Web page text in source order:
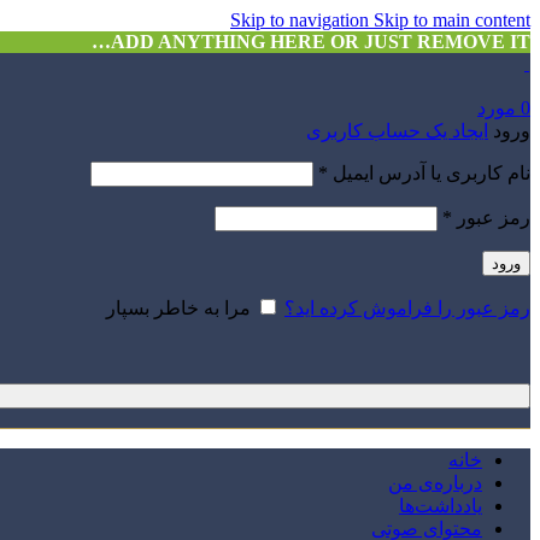
Skip to navigation Skip to main content
ADD ANYTHING HERE OR JUST REMOVE IT…
0 مورد
ورود ایجاد یک حساب کاربری
نام کاربری یا آدرس ایمیل *
رمز عبور *
ورود
رمز عبور را فراموش کرده اید؟ مرا به خاطر بسپار
خانه
درباره‌ی من
یادداشت‌ها
محتوای صوتی